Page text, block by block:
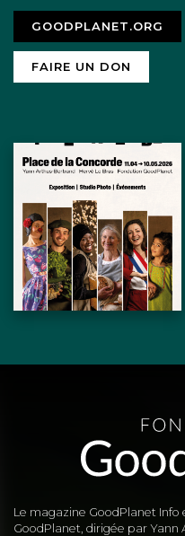
GOODPLANET.ORG
FAIRE UN DON
Le magazine GoodPlanet
GoodPlanet, dirigée par Yann